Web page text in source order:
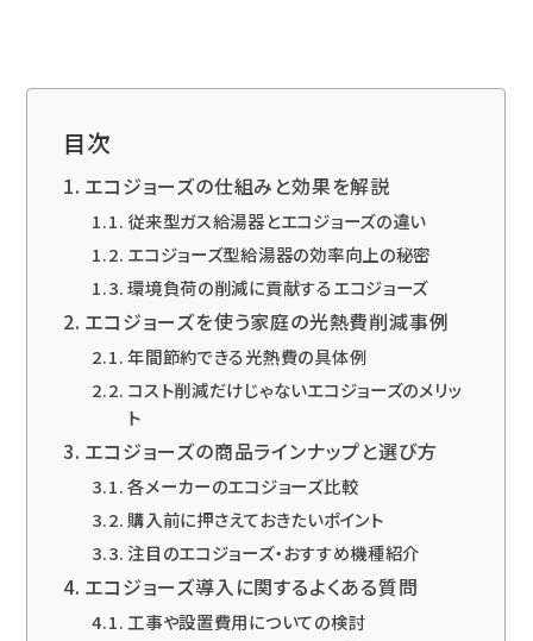
目次
エコジョーズの仕組みと効果を解説
従来型ガス給湯器とエコジョーズの違い
エコジョーズ型給湯器の効率向上の秘密
環境負荷の削減に貢献するエコジョーズ
エコジョーズを使う家庭の光熱費削減事例
年間節約できる光熱費の具体例
コスト削減だけじゃないエコジョーズのメリッ
ト
エコジョーズの商品ラインナップと選び方
各メーカーのエコジョーズ比較
購入前に押さえておきたいポイント
注目のエコジョーズ・おすすめ機種紹介
エコジョーズ導入に関するよくある質問
工事や設置費用についての検討